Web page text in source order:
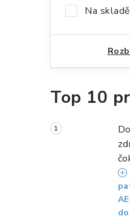
n
í
p
n
Na skladě
Top 10